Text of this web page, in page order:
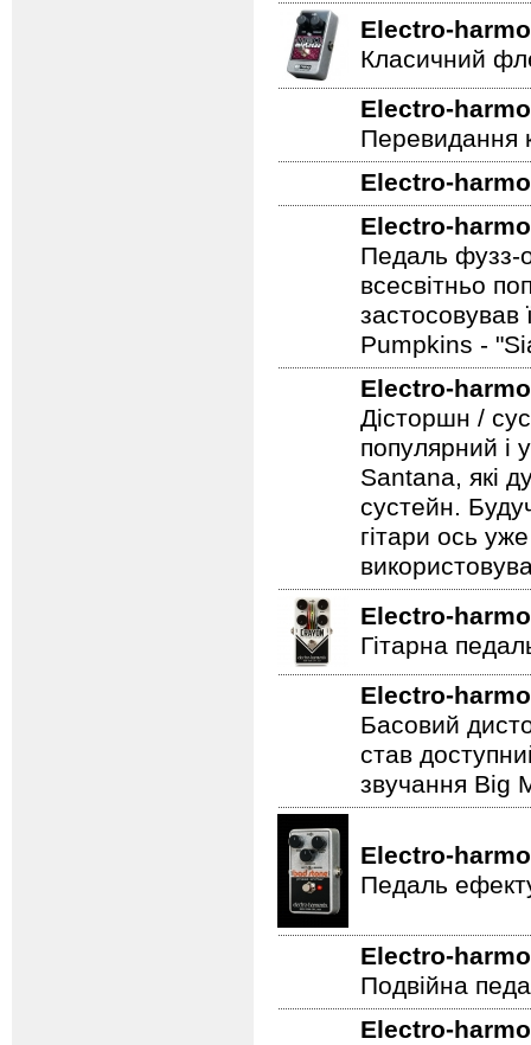
Electro-
Класичний
Electro-
Перевидання
Electro-
Electro-
Педаль фузз-
всесвітньо
застосовував
Pumpkins -
Electro-
Дісторшн /
популярний і
Santana, які
сустейн.
гітари ось
Electro-
Гітарна
Electro-
Басовий
став
звучання Big
Electro-
Педаль
Electro-
Подвійна
Electro-